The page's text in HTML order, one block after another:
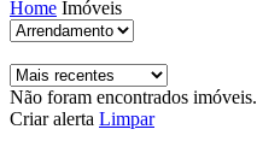
Home Imóveis
Não foram encontrados imóveis.
Criar alerta Limpar